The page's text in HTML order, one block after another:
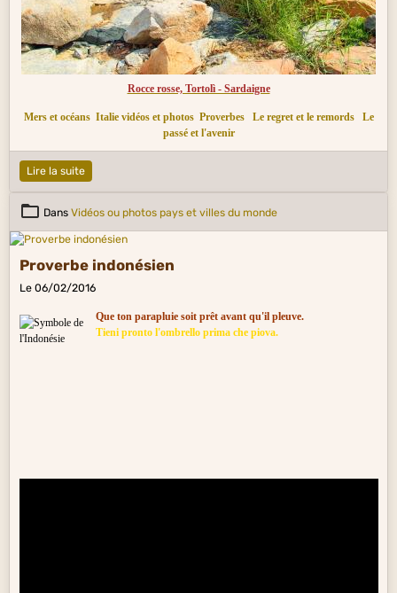
Rocce rosse, Tortolì - Sardaigne
Mers et océans Italie vidéos et photos Proverbes Le regret et le remords
Le
passé et l'avenir
Lire la suite
Dans Vidéos ou photos pays et villes du monde
Proverbe indonésien
Le 06/02/2016
Que ton parapluie soit prêt avant qu'il pleuve.
Tieni pronto l'ombrello prima che piova.